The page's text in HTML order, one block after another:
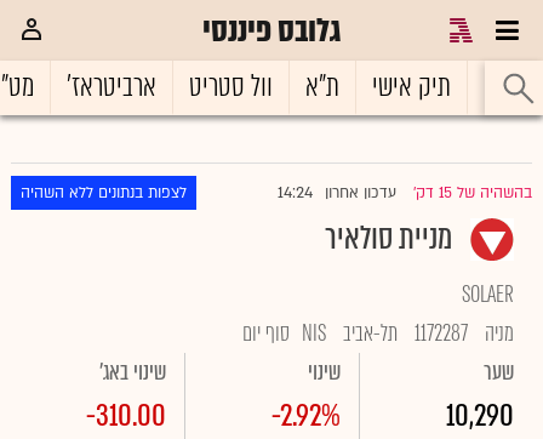
גלובס פיננסי
ראשי תיק אישי ת"א וול סטריט ארביטראז'
בהשהיה של 15 דק' עדכון אחרון 14:24 לצפות בנתונים ללא השהיה
מניית סולאיר
SOLAER
מניה 1172287 תל-אביב NIS סוף יום
שער
10,290
שינוי
-2.92%
שינוי באג'
-310.00